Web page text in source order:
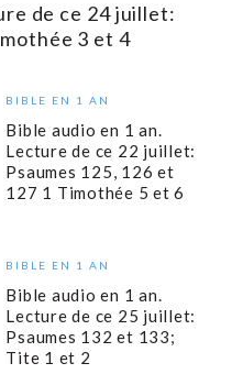
de ce 24 juillet:
3 et 4
BIBLE EN 1 AN
Bible audio en 1 an.
Lecture de ce 22 juillet:
Psaumes 125, 126 et
127 1 Timothée 5 et 6
BIBLE EN 1 AN
Bible audio en 1 an.
Lecture de ce 25 juillet:
Psaumes 132 et 133;
Tite 1 et 2